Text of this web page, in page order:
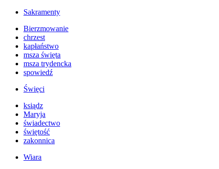
Sakramenty
Bierzmowanie
chrzest
kapłaństwo
msza święta
msza trydencka
spowiedź
Święci
ksiądz
Maryja
świadectwo
świętość
zakonnica
Wiara